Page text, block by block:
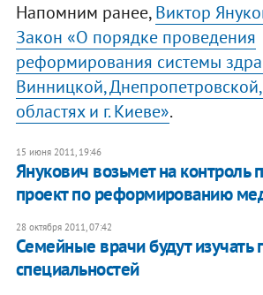
Напомним ранее,Виктор
Закон «О порядке проведения
реформирования системы
Винницкой,
областях и г. Киеве».
15 июня 2011, 19:46
Янукович возьмет на контроль
проект по реформированию
28 октября 2011, 07:42
​Семейные врачи будут изучать
специальностей